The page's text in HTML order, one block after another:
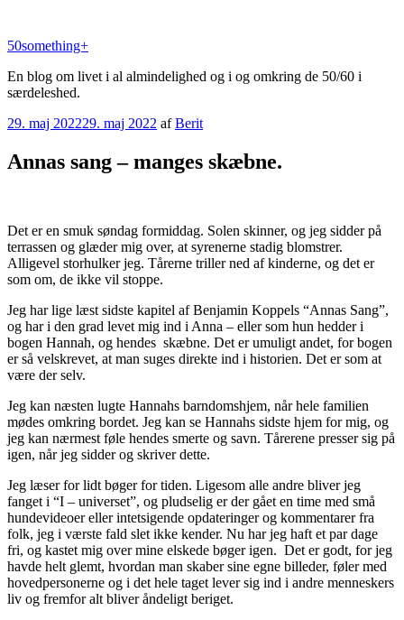
indhold
50something+
En blog om livet i al almindelighed og i og omkring de 50/60 i
særdeleshed.
Udgivet
29. maj 202229. maj 2022 afBerit
Annas sang – manges skæbne.
Det er en smuk søndag formiddag. Solen skinner, og jeg sidder på
terrassen og glæder mig over, at syrenerne stadig blomstrer.
Alligevel storhulker jeg. Tårerne triller ned af kinderne, og det er
som om, de ikke vil stoppe.
Jeg har lige læst sidste kapitel af Benjamin Koppels “Annas Sang”,
og har i den grad levet mig ind i Anna – eller som hun hedder i
bogen Hannah, og hendes skæbne. Det er umuligt andet, for bogen
er så velskrevet, at man suges direkte ind i historien. Det er som at
være der selv.
Jeg kan næsten lugte Hannahs barndomshjem, når hele familien
mødes omkring bordet. Jeg kan se Hannahs sidste hjem for mig, og
jeg kan nærmest føle hendes smerte og savn. Tårerene presser sig på
igen, når jeg sidder og skriver dette.
Jeg læser for lidt bøger for tiden. Ligesom alle andre bliver jeg
fanget i “I – universet”, og pludselig er der gået en time med små
hundevideoer eller intetsigende opdateringer og kommentarer fra
folk, jeg i værste fald slet ikke kender. Nu har jeg haft et par dage
fri, og kastet mig over mine elskede bøger igen. Det er godt, for jeg
havde helt glemt, hvordan man skaber sine egne billeder, føler med
hovedpersonerne og i det hele taget lever sig ind i andre menneskers
liv og fremfor alt bliver åndeligt beriget.